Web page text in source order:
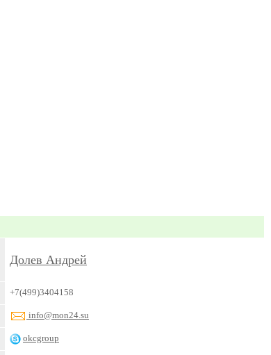
Долев Андрей
+7(499)3404158
info@mon24.su
okcgroup